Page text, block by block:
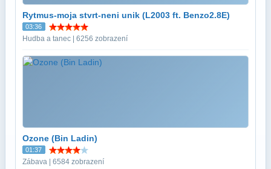
Rytmus-moja stvrt-neni unik (L2003 ft. Benzo2.8E)
03:36
Hudba a tanec | 6256 zobrazení
Ozone (Bin Ladin)
01:37
Zábava | 6584 zobrazení